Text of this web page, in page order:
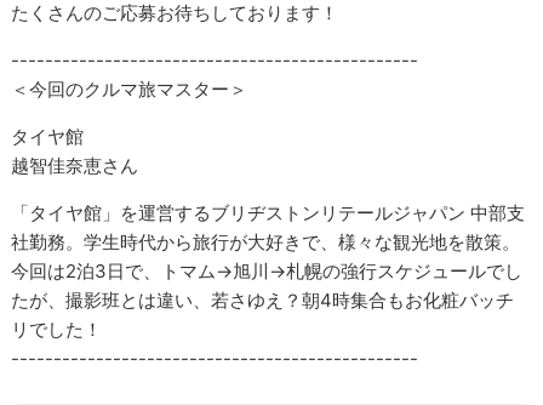
たくさんのご応募お待ちしております！
------------------------------------------------
＜今回のクルマ旅マスター＞
タイヤ館
越智佳奈恵さん
「タイヤ館」を運営するブリヂストンリテールジャパン 中部支
社勤務。学生時代から旅行が大好きで、様々な観光地を散策。
今回は2泊3日で、トマム→旭川→札幌の強行スケジュールでし
たが、撮影班とは違い、若さゆえ？朝4時集合もお化粧バッチ
リでした！
------------------------------------------------